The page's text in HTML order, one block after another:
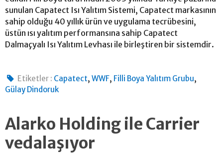
sunulan Capatect Isı Yalıtım Sistemi, Capatect markasının
sahip olduğu 40 yıllık ürün ve uygulama tecrübesini,
üstün ısı yalıtım performansına sahip Capatect
Dalmaçyalı Isı Yalıtım Levhası ile birleştiren bir sistemdir.
Etiketler : Capatect,WWF, Filli Boya Yalıtım Grubu,
Gülay Dindoruk
Alarko Holding ile Carrier
vedalaşıyor